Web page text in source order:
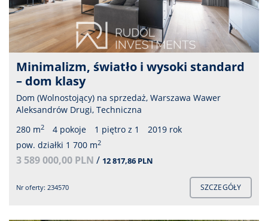
Minimalizm, światło i wysoki standard
– dom klasy
Dom (Wolnostojący) na sprzedaż, Warszawa Wawer
Aleksandrów Drugi, Techniczna
280 m2 4 pokoje 1 piętro z 1
2019 rok
pow. działki 1 700 m2
3 589 000,00 PLN / 12 817,86 PLN
Nr oferty: 234570 SZCZEGÓŁY